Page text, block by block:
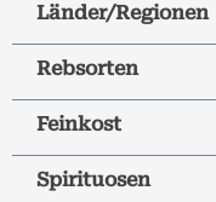
Länder/Regionen
Rebsorten
Feinkost
Spirituosen